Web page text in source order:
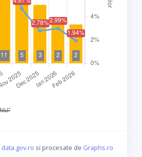
data.gov.ro si procesate de Graphs.ro